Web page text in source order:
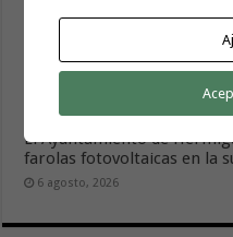
La campaña de verano del
1,1 millones de euros en el
Gomera
El Ayuntamiento de
farolas fotovoltaicas en la
6 agosto, 2026